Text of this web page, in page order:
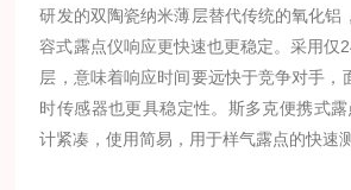
研发的双陶瓷纳米薄层替代传统的氧化铝
容式露点仪响应更快速也更稳定。采用仅
层，意味着响应时间要远快于竞争对手，
时传感器也更具稳定性。斯多克便携式
计紧凑，使用简易，用于样气露点的快速